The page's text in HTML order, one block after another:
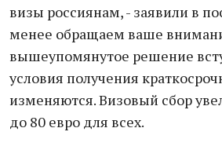
визы россиянам, - заявили в
менее обращаем ваше
вышеупомянутое решение
условия получения
изменяются. Визовый сбор
до 80 евро для всех.